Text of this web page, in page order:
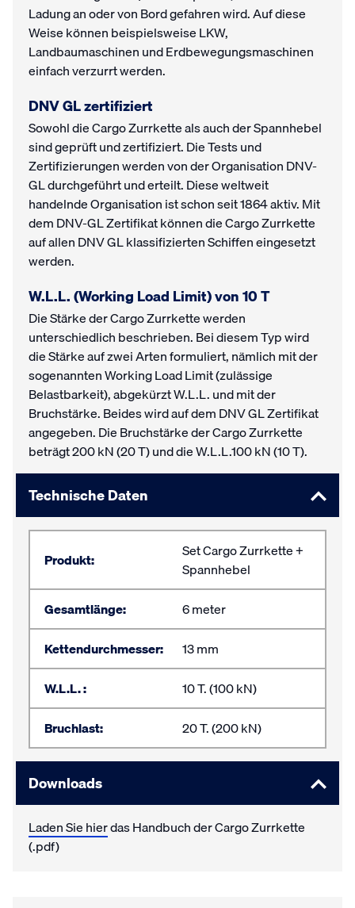
Ladung an oder von Bord gefahren wird. Auf diese
Weise können beispielsweise LKW,
Landbaumaschinen und Erdbewegungsmaschinen
einfach verzurrt werden.
DNV GL zertifiziert
Sowohl die Cargo Zurrkette als auch der Spannhebel
sind geprüft und zertifiziert. Die Tests und
Zertifizierungen werden von der Organisation DNV-
GL durchgeführt und erteilt. Diese weltweit
handelnde Organisation ist schon seit 1864 aktiv. Mit
dem DNV-GL Zertifikat können die Cargo Zurrkette
auf allen DNV GL klassifizierten Schiffen eingesetzt
werden.
W.L.L. (Working Load Limit) von 10 T
Die Stärke der Cargo Zurrkette werden
unterschiedlich beschrieben. Bei diesem Typ wird
die Stärke auf zwei Arten formuliert, nämlich mit der
sogenannten Working Load Limit (zulässige
Belastbarkeit), abgekürzt W.L.L. und mit der
Bruchstärke. Beides wird auf dem DNV GL Zertifikat
angegeben. Die Bruchstärke der Cargo Zurrkette
beträgt 200 kN (20 T) und die W.L.L.100 kN (10 T).
Technische Daten
Produkt:
Set Cargo Zurrkette +
Spannhebel
Gesamtlänge:
6 meter
Kettendurchmesser:
13 mm
W.L.L. :
10 T. (100 kN)
Bruchlast:
20 T. (200 kN)
Downloads
Laden Sie hierdas Handbuch der Cargo Zurrkette
(.pdf)